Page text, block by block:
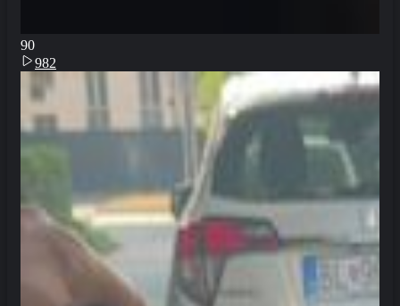
90
982